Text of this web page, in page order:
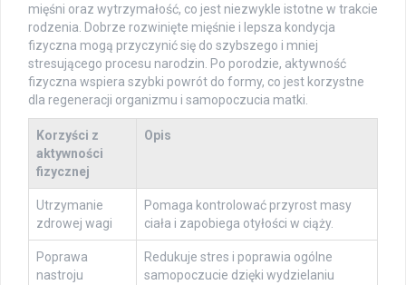
mięśni oraz wytrzymałość, co jest niezwykle istotne w trakcie
rodzenia. Dobrze rozwinięte mięśnie i lepsza kondycja
fizyczna mogą przyczynić się do szybszego i mniej
stresującego procesu narodzin. Po porodzie, aktywność
fizyczna wspiera szybki powrót do formy, co jest korzystne
dla regeneracji organizmu i samopoczucia matki.
Korzyści z
aktywności
fizycznej
Opis
Utrzymanie
zdrowej wagi
Pomaga kontrolować przyrost masy
ciała i zapobiega otyłości w ciąży.
Poprawa
nastroju
Redukuje stres i poprawia ogólne
samopoczucie dzięki wydzielaniu